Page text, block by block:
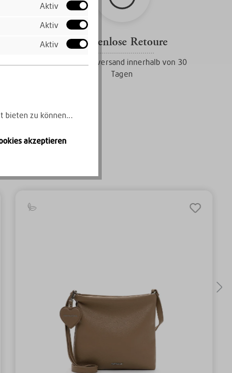
Kostenlose Retoure
Gratis Rückversand innerhalb von 30
Tagen
Aktiv
Aktiv
Aktiv
bieten zu können...
akzeptieren